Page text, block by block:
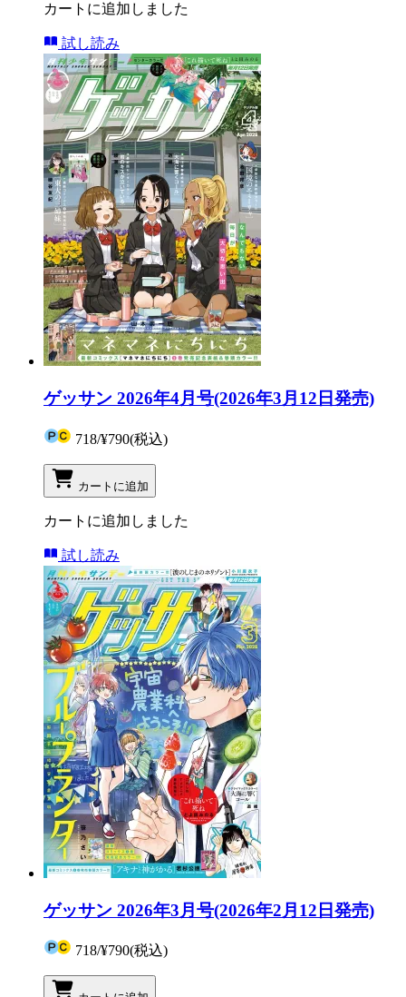
カートに追加しました
試し読み
ゲッサン 2026年4月号(2026年3月12日発売)
718/¥790(税込)
カートに追加
カートに追加しました
試し読み
ゲッサン 2026年3月号(2026年2月12日発売)
718/¥790(税込)